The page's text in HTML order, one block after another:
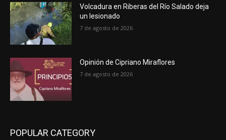
Volcadura en Riberas del Río Salado deja
un lesionado
7 de agosto de 2026
Opinión de Cipriano Miraflores
7 de agosto de 2026
POPULAR CATEGORY